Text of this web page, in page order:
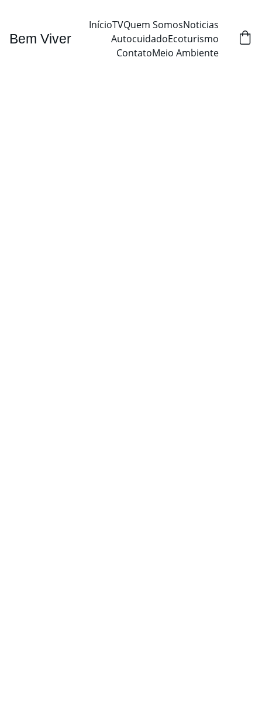
Bem Viver
InícioTVQuem SomosNoticias
AutocuidadoEcoturismo
ContatoMeio Ambiente